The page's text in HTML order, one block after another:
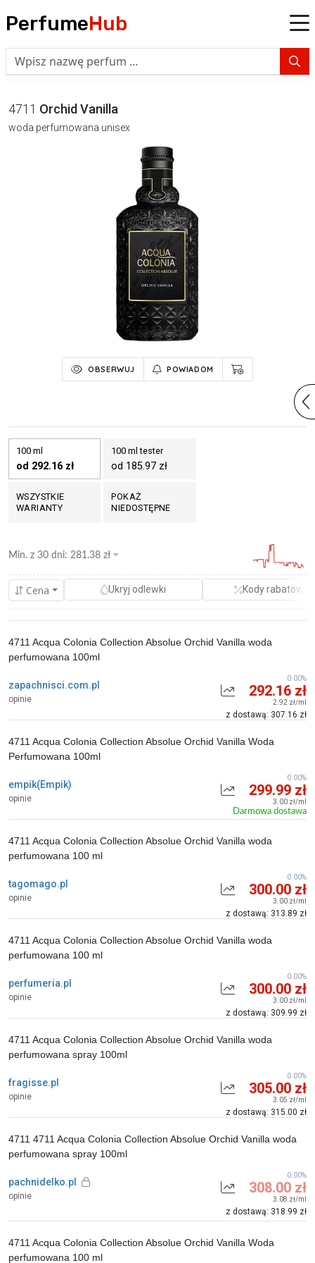
PerfumeHub
4711 Orchid Vanilla
woda perfumowana unisex
OBSERWUJ POWIADOM
100 ml
od 292.16 zł
100 ml tester
od 185.97 zł
WSZYSTKIE
WARIANTY
POKAŻ
NIEDOSTĘPNE
Cena Ukryj odlewki Kody rabatowe
Min. z 30 dni: 281.38 zł
zapachnisci.com.pl
opinie
4711 Acqua Colonia Collection Absolue Orchid Vanilla woda
perfumowana 100ml
292.16 zł
2.92 zł/ml
z dostawą: 307.16 zł
0.00%
empik(Empik)
opinie
4711 Acqua Colonia Collection Absolue Orchid Vanilla Woda
Perfumowana 100ml
299.99 zł
3.00 zł/ml
Darmowa dostawa
0.00%
tagomago.pl
opinie
4711 Acqua Colonia Collection Absolue Orchid Vanilla woda
perfumowana 100 ml
300.00 zł
3.00 zł/ml
z dostawą: 313.89 zł
0.00%
perfumeria.pl
opinie
4711 Acqua Colonia Collection Absolue Orchid Vanilla woda
perfumowana 100 ml
300.00 zł
3.00 zł/ml
z dostawą: 309.99 zł
0.00%
fragisse.pl
opinie
4711 Acqua Colonia Collection Absolue Orchid Vanilla woda
perfumowana spray 100ml
305.00 zł
3.05 zł/ml
z dostawą: 315.00 zł
0.00%
pachnidelko.pl
opinie
4711 4711 Acqua Colonia Collection Absolue Orchid Vanilla woda
perfumowana spray 100ml
308.00 zł
3.08 zł/ml
z dostawą: 318.99 zł
0.00%
4711 Acqua Colonia Collection Absolue Orchid Vanilla Woda
perfumowana 100 ml